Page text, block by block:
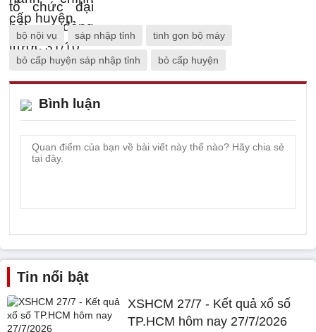
bộ nội vụ sáp nhập tỉnh tinh gọn bộ máy
bỏ cấp huyện sáp nhập tỉnh bỏ cấp huyện
Bình luận
Tin nổi bật
XSHCM 27/7 - Kết quả xổ số
TP.HCM hôm nay 27/7/2026